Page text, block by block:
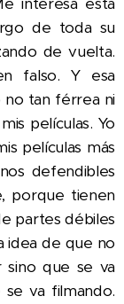
de toda su
de vuelta.
falso. Y esa
no tan férrea ni
películas. Yo
películas más
defendibles
porque tienen
partes débiles
idea de que no
sino que se va
va filmando.